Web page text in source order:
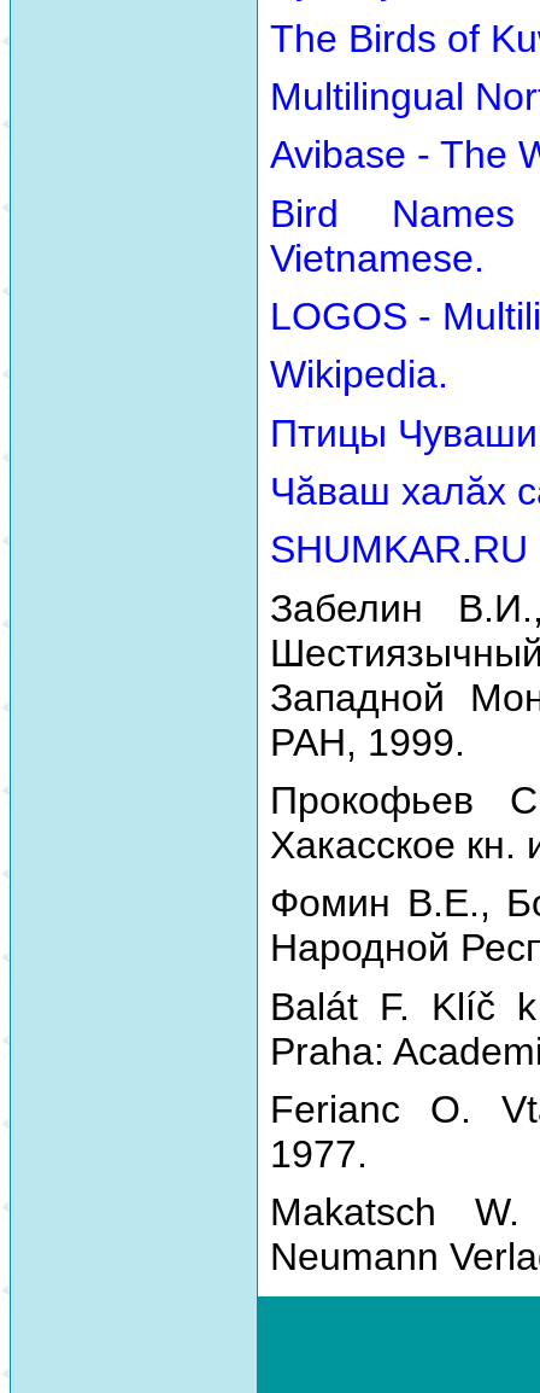
The Birds of
Multilingual
Avibase - The
Bird
Vietnamese.
LOGOS -
Wikipedia.
Птицы
Чăваш халăх
SHUMKAR.RU
Забелин
Западной
РАН, 1999.
Прокофьев
Хакасское кн.
Фомин В.Е.,
Народной
Balát F. Klíč
Praha:
Ferianc O.
1977.
Makatsch
Neumann